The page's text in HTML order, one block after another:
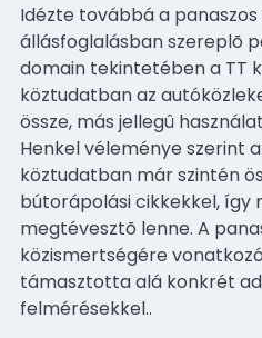
Idézte továbbá a
állásfoglalásban szereplõ
domain tekintetében a TT
köztudatban az
össze, más jellegû
Henkel véleménye szerint
köztudatban már szintén
bútorápolási cikkekkel, így
megtévesztõ lenne. A
közismertségére
támasztotta alá konkrét
felmérésekkel..